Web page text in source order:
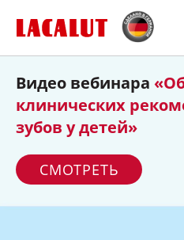
Спросите
Искать
Видео вебинара
клинических
зубов у детей»
СМОТРЕТЬ